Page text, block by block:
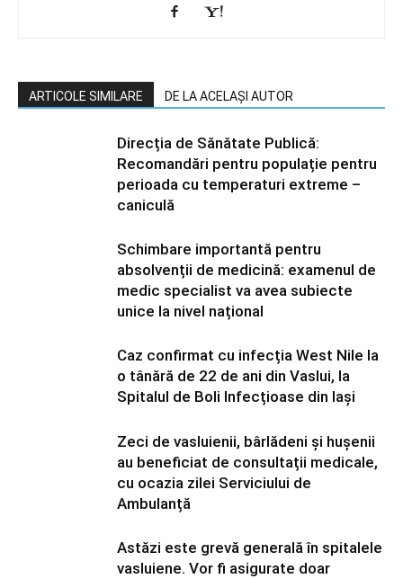
ARTICOLE SIMILARE DE LA ACELAȘI AUTOR
Direcția de Sănătate Publică:
Recomandări pentru populație pentru
perioada cu temperaturi extreme –
caniculă
Schimbare importantă pentru
absolvenții de medicină: examenul de
medic specialist va avea subiecte
unice la nivel național
Caz confirmat cu infecția West Nile la
o tânără de 22 de ani din Vaslui, la
Spitalul de Boli Infecțioase din Iași
Zeci de vasluienii, bârlădeni și hușenii
au beneficiat de consultații medicale,
cu ocazia zilei Serviciului de
Ambulanță
Astăzi este grevă generală în spitalele
vasluiene. Vor fi asigurate doar